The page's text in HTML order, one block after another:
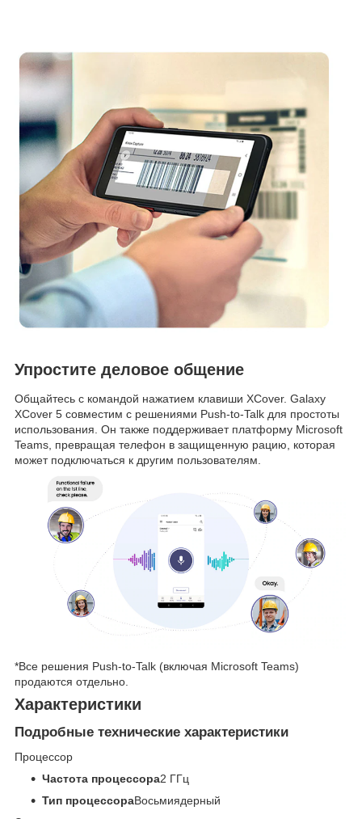
Упростите деловое общение
Общайтесь с командой нажатием клавиши XCover. Galaxy
XCover 5 совместим с решениями Push-to-Talk для простоты
использования. Он также поддерживает платформу Microsoft
Teams, превращая телефон в защищенную рацию, которая
может подключаться к другим пользователям.
*Все решения Push-to-Talk (включая Microsoft Teams)
продаются отдельно.
Характеристики
Подробные технические характеристики
Процессор
Частота процессора2 ГГц
Тип процессораВосьмиядерный